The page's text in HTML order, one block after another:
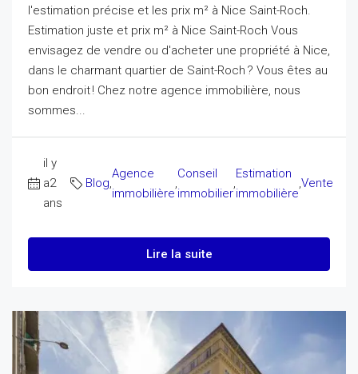
l'estimation précise et les prix m² à Nice Saint-Roch.
Estimation juste et prix m² à Nice Saint-Roch Vous
envisagez de vendre ou d'acheter une propriété à Nice,
dans le charmant quartier de Saint-Roch ? Vous êtes au
bon endroit ! Chez notre agence immobilière, nous
sommes...
il y
a2
ans
Blog,
Agence
immobilière
,
Conseil
immobilier
,
Estimation
immobilière
,Vente
Lire la suite